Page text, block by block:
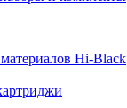
Hi-Black